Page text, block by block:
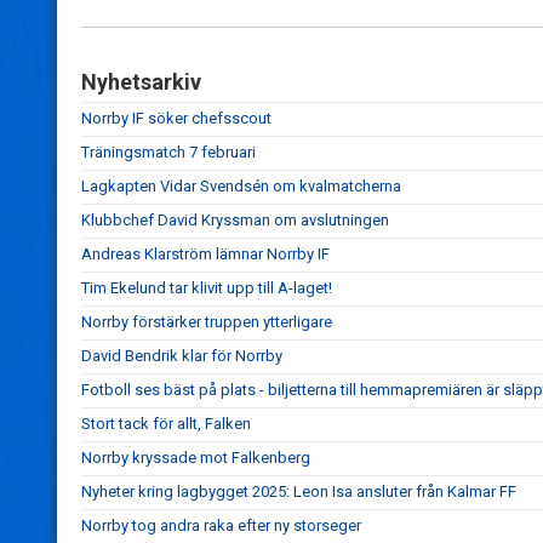
Nyhetsarkiv
Norrby IF söker chefsscout
Träningsmatch 7 februari
Lagkapten Vidar Svendsén om kvalmatcherna
Klubbchef David Kryssman om avslutningen
Andreas Klarström lämnar Norrby IF
Tim Ekelund tar klivit upp till A-laget!
Norrby förstärker truppen ytterligare
David Bendrik klar för Norrby
Fotboll ses bäst på plats - biljetterna till hemmapremiären är
Stort tack för allt, Falken
Norrby kryssade mot Falkenberg
Nyheter kring lagbygget 2025: Leon Isa ansluter från Kalmar FF
Norrby tog andra raka efter ny storseger